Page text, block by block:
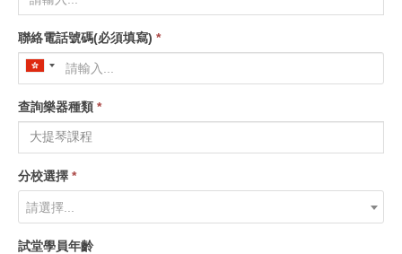
聯絡電話號碼(必須填寫) *
查詢樂器種類 *
分校選擇 *
請選擇...
試堂學員年齡